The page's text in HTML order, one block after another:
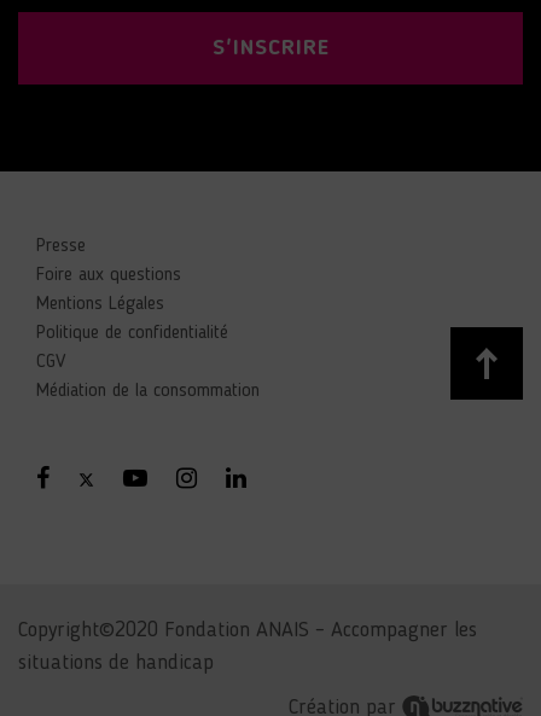
S'INSCRIRE
Presse
Foire aux questions
Mentions Légales
Politique de confidentialité
CGV
Médiation de la consommation
Copyright©2020 Fondation ANAIS – Accompagner les
situations de handicap
Création par